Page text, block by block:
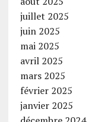
juillet 2025
juin 2025
mai 2025
avril 2025
mars 2025
février 2025
janvier 2025